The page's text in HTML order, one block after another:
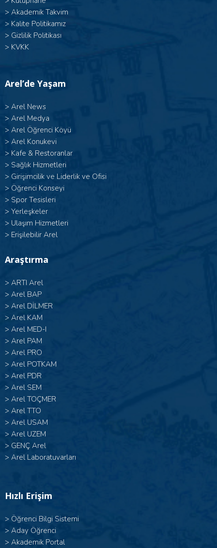
> Akademik Takvim
> Kalite Politikamız
> Gizlilik Politikası
> KVKK
Arel’de Yaşam
> Arel News
> Arel Medya
> Arel Öğrenci Köyü
> Arel Konukevi
> Kafe & Restoranlar
> Sağlık Hizmetleri
> Girişimcilik ve Liderlik ve Ofisi
> Öğrenci Konseyi
> Spor Tesisleri
> Yerleşkeler
> Ulaşım Hizmetleri
> Erişilebilir Arel
Araştırma
> ARTI Arel
> Arel BAP
> Arel DİLMER
> Arel KAM
> Arel MED-I
> Arel PAM
> Arel PRO
> Arel POTKAM
> Arel PDR
> Arel SEM
> Arel TOÇMER
> Arel TTO
> Arel USAM
> Arel UZEM
> GENÇ Arel
> Arel Laboratuvarları
Hızlı Erişim
> Öğrenci Bilgi Sistemi
> Aday Öğrenci
> Akademik Portal